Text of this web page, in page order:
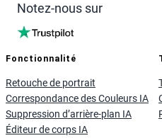
Notez-nous sur
Fonctionnalité
Retouche de portrait
Correspondance des Couleurs IA
Suppression d’arrière-plan IA
Éditeur de corps IA